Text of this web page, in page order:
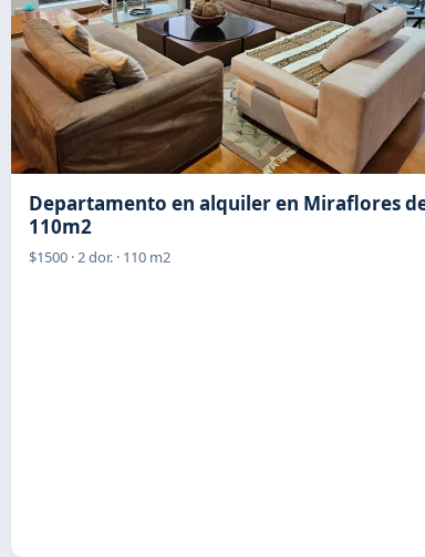
Departamento en alquiler en Miraflores
110m2
$1500 · 2 dor. · 110 m2